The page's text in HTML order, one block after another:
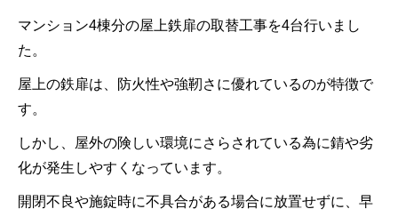
マンション4棟分の屋上鉄扉の取替工事を4台行いまし
た。
屋上の鉄扉は、防火性や強靭さに優れているのが特徴で
す。
しかし、屋外の険しい環境にさらされている為に錆や劣
化が発生しやすくなっています。
開閉不良や施錠時に不具合がある場合に放置せずに、早